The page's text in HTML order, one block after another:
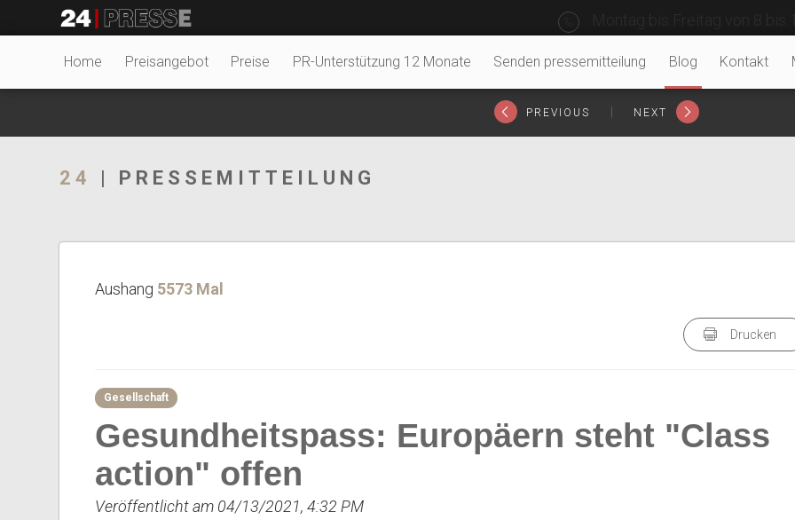
24Presse -
Home Preisangebot Preise PR-Unterstützung 12 Monate Senden pressemitteilung Blog Kontakt
PREVIOUS NEXT
24 | PRESSEMITTEILUNG
Aushang 5573 Mal
Drucken
Gesellschaft
Gesundheitspass: Europäern steht "Class
action" offen
Veröffentlicht am 04/13/2021, 4:32 PM